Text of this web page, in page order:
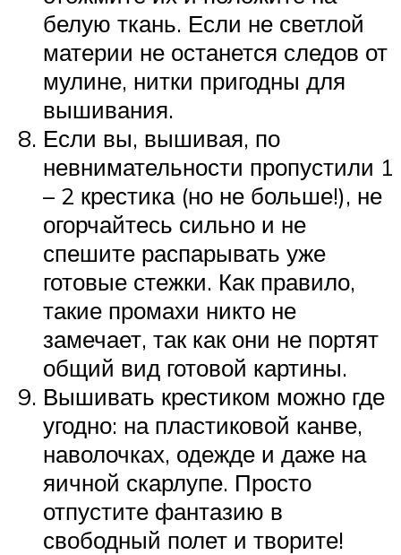
белую ткань. Если не светлой
материи не останется следов от
мулине, нитки пригодны для
вышивания.
Если вы, вышивая, по
невнимательности пропустили 1
– 2 крестика (но не больше!), не
огорчайтесь сильно и не
спешите распарывать уже
готовые стежки. Как правило,
такие промахи никто не
замечает, так как они не портят
общий вид готовой картины.
Вышивать крестиком можно где
угодно: на пластиковой канве,
наволочках, одежде и даже на
яичной скарлупе. Просто
отпустите фантазию в
свободный полет и творите!